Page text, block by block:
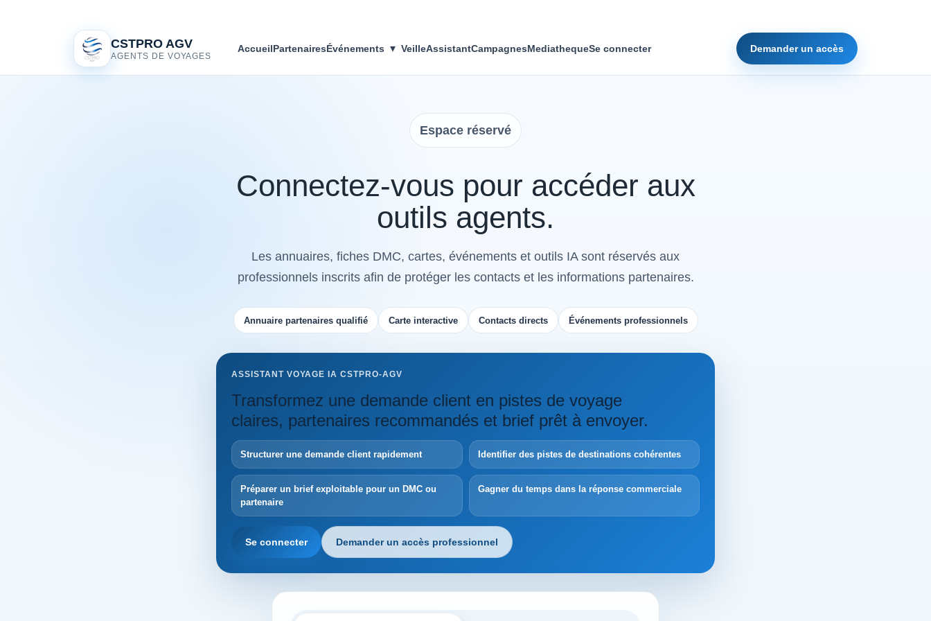
CSTPRO AGV
AGENTS DE VOYAGES
AccueilPartenairesÉvénements ▾ VeilleAssistantCampagnesMediathequeSe connecter Demander un accès
Espace réservé
Connectez-vous pour accéder aux
outils agents.
Les annuaires, fiches DMC, cartes, événements et outils IA sont réservés aux
professionnels inscrits afin de protéger les contacts et les informations partenaires.
Annuaire partenaires qualifié Carte interactive Contacts directs Événements professionnels
ASSISTANT VOYAGE IA CSTPRO-AGV
Transformez une demande client en pistes de voyage
claires, partenaires recommandés et brief prêt à envoyer.
Structurer une demande client rapidement Identifier des pistes de destinations cohérentes
Préparer un brief exploitable pour un DMC ou
partenaire
Gagner du temps dans la réponse commerciale
Se connecter Demander un accès professionnel